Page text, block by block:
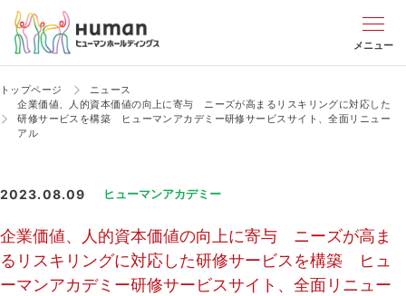
メニュー
トップページ
ニュース
企業価値、人的資本価値の向上に寄与 ニーズが高まるリスキリングに対応した
研修サービスを構築 ヒューマンアカデミー研修サービスサイト、全面リニュー
アル
2023.08.09 ヒューマンアカデミー
企業価値、人的資本価値の向上に寄与 ニーズが高ま
るリスキリングに対応した研修サービスを構築 ヒュ
ーマンアカデミー研修サービスサイト、全面リニュー